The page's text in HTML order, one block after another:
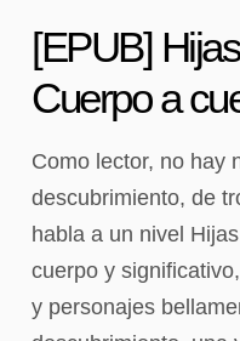
[EPUB]
Cuerpo a
Como lector, no hay
descubrimiento, de
habla a un nivel
cuerpo y
y personajes